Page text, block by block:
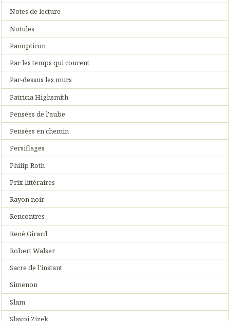
Notes de lecture
Notules
Panopticon
Par les temps qui courent
Par-dessus les murs
Patricia Highsmith
Pensées de l'aube
Pensées en chemin
Persiflages
Philip Roth
Prix littéraires
Rayon noir
Rencontres
René Girard
Robert Walser
Sacre de l'instant
Simenon
Slam
Slavoj Zizek